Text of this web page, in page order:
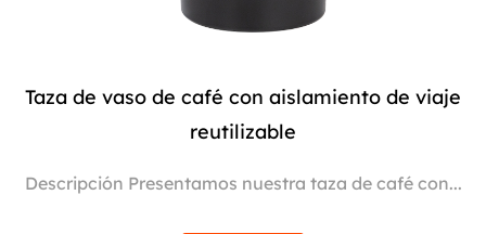
Taza de vaso de café con aislamiento de viaje
reutilizable
Descripción Presentamos nuestra taza de café con...